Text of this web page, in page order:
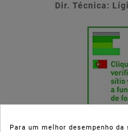
Dir. Técnica:
Para um melhor desempenho